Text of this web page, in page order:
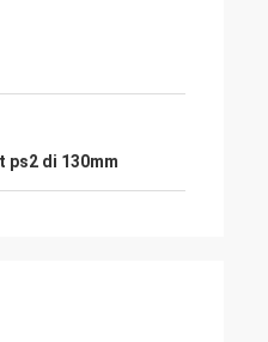
di 130mm